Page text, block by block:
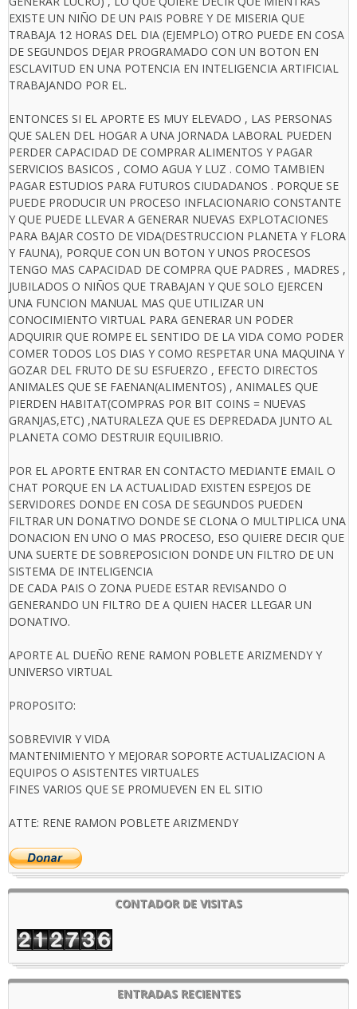
EXISTE UN NIÑO DE UN PAIS POBRE Y DE MISERIA QUE
TRABAJA 12 HORAS DEL DIA (EJEMPLO) OTRO PUEDE EN COSA
DE SEGUNDOS DEJAR PROGRAMADO CON UN BOTON EN
ESCLAVITUD EN UNA POTENCIA EN INTELIGENCIA ARTIFICIAL
TRABAJANDO POR EL.
ENTONCES SI EL APORTE ES MUY ELEVADO , LAS PERSONAS
QUE SALEN DEL HOGAR A UNA JORNADA LABORAL PUEDEN
PERDER CAPACIDAD DE COMPRAR ALIMENTOS Y PAGAR
SERVICIOS BASICOS , COMO AGUA Y LUZ . COMO TAMBIEN
PAGAR ESTUDIOS PARA FUTUROS CIUDADANOS . PORQUE SE
PUEDE PRODUCIR UN PROCESO INFLACIONARIO CONSTANTE
Y QUE PUEDE LLEVAR A GENERAR NUEVAS EXPLOTACIONES
PARA BAJAR COSTO DE VIDA(DESTRUCCION PLANETA Y FLORA
Y FAUNA), PORQUE CON UN BOTON Y UNOS PROCESOS
TENGO MAS CAPACIDAD DE COMPRA QUE PADRES , MADRES ,
JUBILADOS O NIÑOS QUE TRABAJAN Y QUE SOLO EJERCEN
UNA FUNCION MANUAL MAS QUE UTILIZAR UN
CONOCIMIENTO VIRTUAL PARA GENERAR UN PODER
ADQUIRIR QUE ROMPE EL SENTIDO DE LA VIDA COMO PODER
COMER TODOS LOS DIAS Y COMO RESPETAR UNA MAQUINA Y
GOZAR DEL FRUTO DE SU ESFUERZO , EFECTO DIRECTOS
ANIMALES QUE SE FAENAN(ALIMENTOS) , ANIMALES QUE
PIERDEN HABITAT(COMPRAS POR BIT COINS = NUEVAS
GRANJAS,ETC) ,NATURALEZA QUE ES DEPREDADA JUNTO AL
PLANETA COMO DESTRUIR EQUILIBRIO.
POR EL APORTE ENTRAR EN CONTACTO MEDIANTE EMAIL O
CHAT PORQUE EN LA ACTUALIDAD EXISTEN ESPEJOS DE
SERVIDORES DONDE EN COSA DE SEGUNDOS PUEDEN
FILTRAR UN DONATIVO DONDE SE CLONA O MULTIPLICA UNA
DONACION EN UNO O MAS PROCESO, ESO QUIERE DECIR QUE
UNA SUERTE DE SOBREPOSICION DONDE UN FILTRO DE UN
SISTEMA DE INTELIGENCIA
DE CADA PAIS O ZONA PUEDE ESTAR REVISANDO O
GENERANDO UN FILTRO DE A QUIEN HACER LLEGAR UN
DONATIVO.
APORTE AL DUEÑO RENE RAMON POBLETE ARIZMENDY Y
UNIVERSO VIRTUAL
PROPOSITO:
SOBREVIVIR Y VIDA
MANTENIMIENTO Y MEJORAR SOPORTE ACTUALIZACION A
EQUIPOS O ASISTENTES VIRTUALES
FINES VARIOS QUE SE PROMUEVEN EN EL SITIO
ATTE: RENE RAMON POBLETE ARIZMENDY
CONTADOR DE VISITAS
ENTRADAS RECIENTES